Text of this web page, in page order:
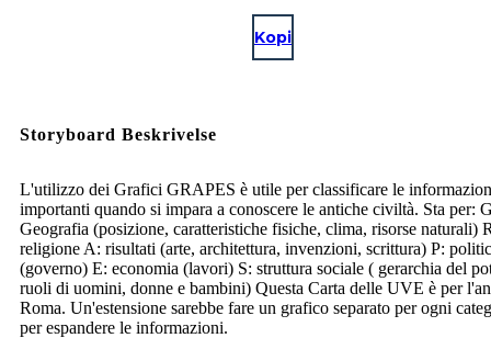
Kopi
Storyboard Beskrivelse
L'utilizzo dei Grafici GRAPES è utile per classificare le
importanti quando si impara a conoscere le antiche civiltà. Sta per:
Geografia (posizione, caratteristiche fisiche, clima, risorse naturali)
religione A: risultati (arte, architettura, invenzioni, scrittura) P:
(governo) E: economia (lavori) S: struttura sociale ( gerarchia del
ruoli di uomini, donne e bambini) Questa Carta delle UVE è per
Roma. Un'estensione sarebbe fare un grafico separato per ogni
per espandere le informazioni.